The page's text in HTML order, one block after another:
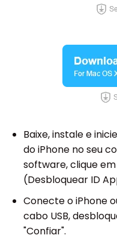
Baixe, instale e
do iPhone no seu
software, clique
(Desbloquear ID
Conecte o iPhone
cabo USB,
"Confiar".